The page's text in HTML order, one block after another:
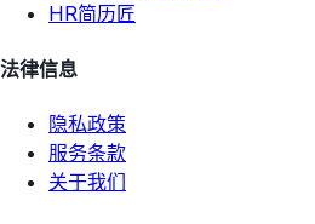
HR简历匠
法律信息
隐私政策
服务条款
关于我们